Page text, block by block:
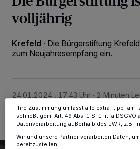
volljährig
Krefeld · Die Bürgerstiftung
zum Neujahresempfang ein.
24.01.2024 , 17:43 Uhr 2 Minuten
Wir und unsere218-Partner speichern und
personenbezogene Daten wie Browserdaten
Kennungen auf Ihrem Gerät zu. Durch
verarbeiten Daten, um Ihnen Dienste
Zwecke. Wenn Tracker deaktiviert sind, sind
Anzeigen möglicherweise nicht mehr so
Informationen finden Sie in unserer
Ihre Zustimmung umfasst alle extra-tipp-
schließt gem. Art. 49 Abs. 1 S. 1 lit. a DSGVO
Datenverarbeitung außerhalb des EWR, z.B.
Wir und unsere Partner verarbeiten Daten,
bereitzustellen: